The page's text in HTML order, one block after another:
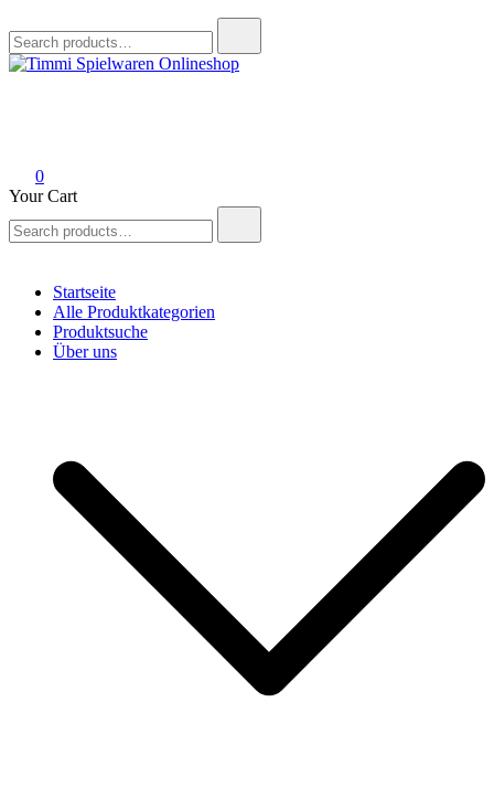
for:
0
Your Cart
for:
Startseite
Alle Produktkategorien
Produktsuche
Über uns